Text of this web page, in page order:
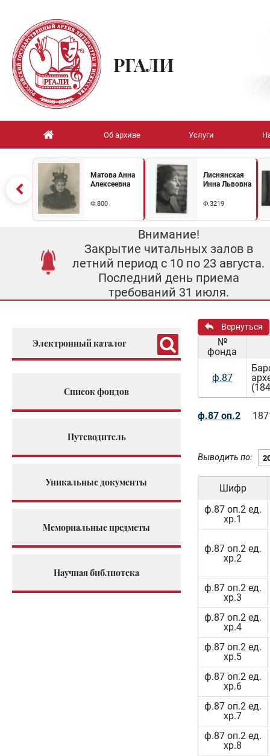
РГАЛИ
Об архиве Услуги
Матова Анна
Алексеевна
Ф.800
Лиснянская
Инна Львовна
Ф.3219
Внимание!
Закрытие читальных залов в
летний период с 10 по 23 августа.
Последний день приема
требований 31 июля.
Электронный каталог
Список фондов
Путеводитель
Уникальные документы
Мемориальные предметы
Научная библиотека
Вернуться
№
фонда
ф.87
ф.87 оп.2
Выводить по:
Шифр
ф.87 оп.2 ед.
хр.1
ф.87 оп.2 ед.
хр.2
ф.87 оп.2 ед.
хр.3
ф.87 оп.2 ед.
хр.4
ф.87 оп.2 ед.
хр.5
ф.87 оп.2 ед.
хр.6
ф.87 оп.2 ед.
хр.7
ф.87 оп.2 ед.
хр.8